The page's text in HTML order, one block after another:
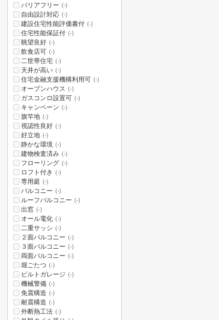
バリアフリー (-)
自由設計対応 (-)
建設住宅性能評価書付 (-)
住宅性能保証付 (-)
眺望良好 (-)
飲食店可 (-)
二世帯住宅 (-)
天井が高い (-)
住宅金融支援機構利用可 (-)
オープンハウス (-)
ガスコンロ設置可 (-)
キャンペーン (-)
旗竿地 (-)
視認性良好 (-)
好立地 (-)
静かな環境 (-)
建物検査済み (-)
フローリング (-)
ロフト付き (-)
専用庭 (-)
バルコニー (-)
ルーフバルコニー (-)
出窓 (-)
オール電化 (-)
二重サッシ (-)
２面バルコニー (-)
３面バルコニー (-)
両面バルコニー (-)
堀ごたつ (-)
ビルトガレージ (-)
機械警備 (-)
免震構造 (-)
耐震構造 (-)
外断熱工法 (-)